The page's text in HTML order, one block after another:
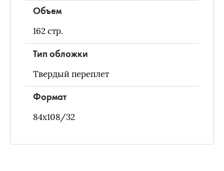
Объем
162стр.
Тип обложки
Твердый переплет
Формат
84х108/32